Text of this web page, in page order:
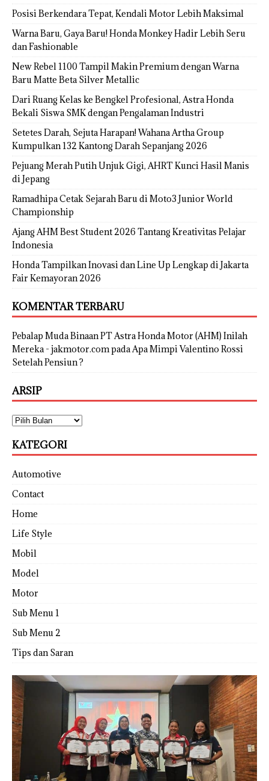
Posisi Berkendara Tepat, Kendali Motor Lebih Maksimal
Warna Baru, Gaya Baru! Honda Monkey Hadir Lebih Seru
dan Fashionable
New Rebel 1100 Tampil Makin Premium dengan Warna
Baru Matte Beta Silver Metallic
Dari Ruang Kelas ke Bengkel Profesional, Astra Honda
Bekali Siswa SMK dengan Pengalaman Industri
Setetes Darah, Sejuta Harapan! Wahana Artha Group
Kumpulkan 132 Kantong Darah Sepanjang 2026
Pejuang Merah Putih Unjuk Gigi, AHRT Kunci Hasil Manis
di Jepang
Ramadhipa Cetak Sejarah Baru di Moto3 Junior World
Championship
Ajang AHM Best Student 2026 Tantang Kreativitas Pelajar
Indonesia
Honda Tampilkan Inovasi dan Line Up Lengkap di Jakarta
Fair Kemayoran 2026
KOMENTAR TERBARU
Pebalap Muda Binaan PT Astra Honda Motor (AHM) Inilah
Mereka - jakmotor.compada Apa Mimpi Valentino Rossi
Setelah Pensiun ?
ARSIP
KATEGORI
Automotive
Contact
Home
Life Style
Mobil
Model
Motor
Sub Menu 1
Sub Menu 2
Tips dan Saran